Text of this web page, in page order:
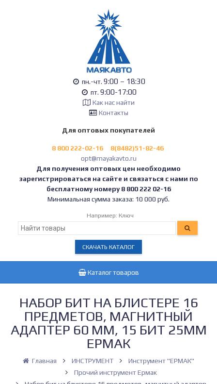
пн.-чт. 9:00 – 18:30
пт. 9:00-17:00
Как нас найти
Контакты
Для оптовых покупателей
8 800 222-02-16
8(8482)51-82-46
opt@mayakavto.ru
Для получения оптовых цен необходимо
зарегистрироваться на сайте и связаться с нами по
бесплатному номеру 8 800 222 02-16
Минимальная сумма заказа: 10 000 руб.
Например: Ключ
СКАЧАТЬ КАТАЛОГ
Каталог товаров
НАБОР БИТ НА БЛИСТЕРЕ 16
ПРЕДМЕТОВ, МАГНИТНЫЙ
АДАПТЕР 60 ММ, 15 БИТ 25ММ
ЕРМАК
Главная ИНСТРУМЕНТ
Инструмент "ЕРМАК"
Прочий инструмент Ермак